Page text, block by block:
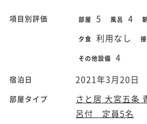
項目別評価 部屋 5 風呂 4
夕食 利用なし
その他設備 4
宿泊日 2021年3月20日
部屋タイプ
さと居 大宮五条
呂付 定員5名